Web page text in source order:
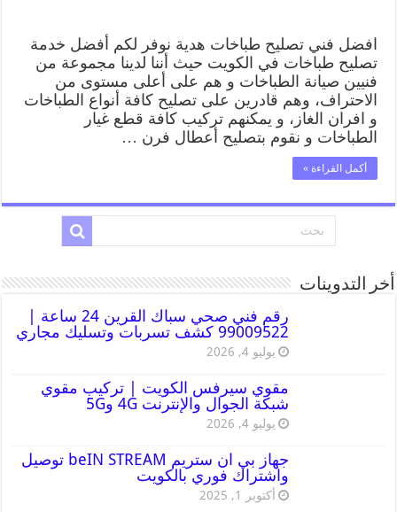
افضل فني تصليح طباخات هدية نوفر لكم أفضل خدمة
تصليح طباخات في الكويت حيث أننا لدينا مجموعة من
فنيين صيانة الطباخات و هم على أعلى مستوى من
الاحتراف، وهم قادرين على تصليح كافة أنواع الطباخات
و افران الغاز، و يمكنهم تركيب كافة قطع غيار
الطباخات و نقوم بتصليح أعطال فرن …
أكمل القراءة »
أخر التدوينات
رقم فني صحي سباك القرين 24 ساعة |
99009522 كشف تسربات وتسليك مجاري
يوليو 4, 2026
مقوي سيرفس الكويت | تركيب مقوي
شبكة الجوال والإنترنت 4G و5G
يوليو 4, 2026
جهاز بي ان ستريم beIN STREAM توصيل
واشتراك فوري بالكويت
أكتوبر 1, 2025